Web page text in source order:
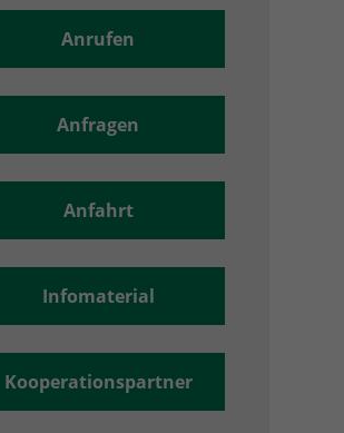
Anrufen
Anfragen
Anfahrt
Infomaterial
Kooperationspartner